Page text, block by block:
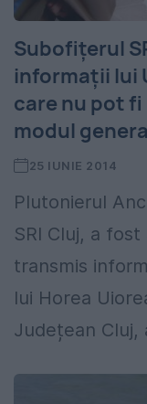
Subofițerul
informații lui
care nu pot fi
modul
25 IUNIE 2014
Plutonierul
SRI Cluj, a
transmis
lui Horea
Județean Cluj,